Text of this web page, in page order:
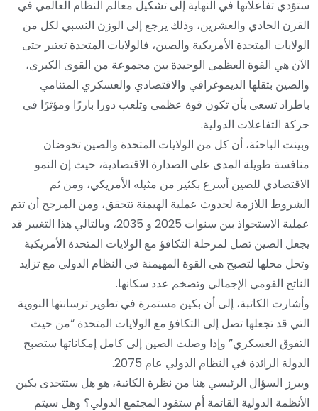
ستؤدي تفاعلاتها في النهاية إلى تشكيل معالم النظام العالمي في
القرن الحادي والعشرين، وذلك يرجع إلى الوزن النسبي لكل من
الولايات المتحدة الأمريكية والصين، فالولايات المتحدة تعتبر حتى
الآن هي القوة العظمى الوحيدة بين مجموعة من القوى الكبرى،
والصين بثقلها الديموغرافي والاقتصادي والعسكري المتنامي
باطراد تسعى بأن تكون قوة عظمى وتلعب دورا بارزًا ومؤثرًا في
حركة التفاعلات الدولية.
وبينت الباحثة، أن كل من الولايات المتحدة والصين تخوضان
منافسة طويلة المدى على الصدارة الاقتصادية، حيث إن النمو
الاقتصادي للصين أسرع بكثير من مثيله الأمريكي، ومن ثم
الشروط اللازمة لحدوث عملية الهيمنة تتحقق، ومن المرجح أن تتم
عملية الاستحواذ بين سنوات 2025 و 2035، وبالتالي هذا التغيير قد
يجعل الصين تصل لمرحلة التكافؤ مع الولايات المتحدة الأمريكية
وتحل محلها لتصبح هي القوة المهيمنة في النظام الدولي مع تزايد
الناتج القومي الإجمالي وتضخم عدد سكانها.
وأشارت الكاتبة، إلى أن بكين مستمرة في تطوير ترسانتها النووية
التي قد تجعلها تصل إلى التكافؤ مع الولايات المتحدة “من حيث
التفوق العسكري” وإذا وصلت الصين إلى كامل إمكاناتها ستصبح
الدولة الرائدة في النظام الدولي عام 2075.
ويبرز السؤال الرئيسي هنا من نظرة الكاتبة، هو هل ستتحدى بكين
الأنظمة الدولية القائمة أم ستقود المجتمع الدولي؟ وهل سيتم